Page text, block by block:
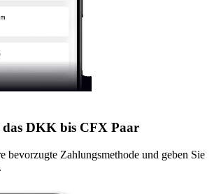
das DKK bis CFX Paar
bevorzugte Zahlungsmethode und geben Sie